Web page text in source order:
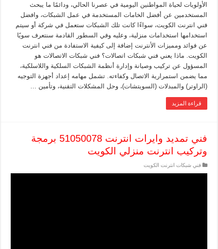
الأولويات لحياة المواطنين اليومية في عصرنا الحالي، ودائمًا ما يبحث
المستخدمين عن أفضل الخامات المستخدمة في عمل الشبكات، وافضل
فني انترنت الكويت، سواءًا كانت تلك الشبكات ستعمل في شركة أو سيتم
استخدامها استخدامات منزلية، وعليه وفي السطور القادمة سنتعرف سويًا
عن فوائد ومميزات الأنترنت إضافة إلى كيفية الاستفادة من فني انترنت
الكويت. ماذا يعني فني شبكات اتصالات؟ فني شبكات الاتصالات هو
المسؤول عن تركيب وصيانة وإدارة أنظمة الشبكات السلكية واللاسلكية،
مما يضمن استمرارية الاتصال وكفاءته. تشمل مهامه إعداد أجهزة التوجيه
(الراوتر) والمبدلات (السويتشات)، وحل المشكلات التقنية، وتأمين …
قراءة المزيد
فني تمديد وايرات انترنت 51050078 برمجة
وتركيب انترنت منزلي الكويت
فني شبكات انترنت الكويت